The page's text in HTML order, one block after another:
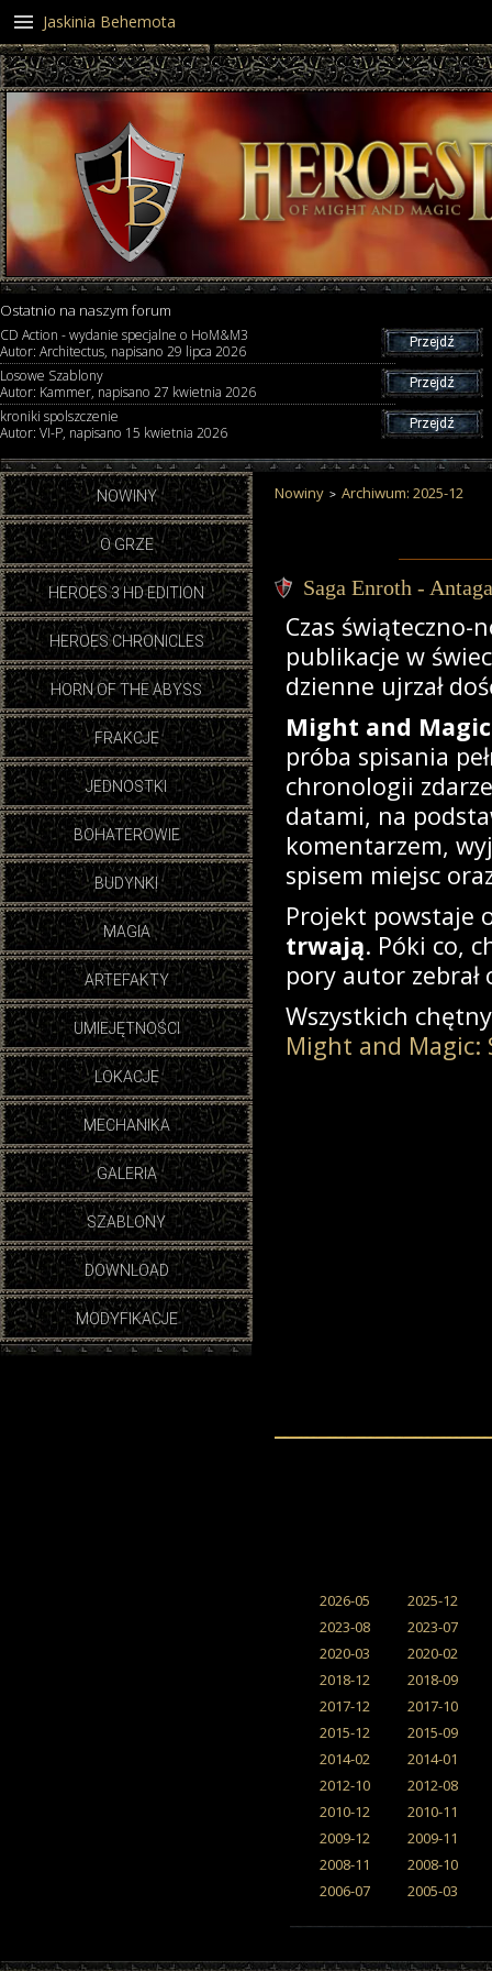
Ostatnio na naszym forum
CD Action - wydanie specjalne o HoM&M3
Autor: Architectus, napisano 29 lipca 2026
Przejdź
Losowe Szablony
Autor: Kammer, napisano 27 kwietnia 2026
Przejdź
kroniki spolszczenie
Autor: VI-P, napisano 15 kwietnia 2026
Przejdź
NOWINY
O GRZE
HEROES 3 HD EDITION
HEROES CHRONICLES
HORN OF THE ABYSS
FRAKCJE
JEDNOSTKI
BOHATEROWIE
BUDYNKI
MAGIA
ARTEFAKTY
UMIEJĘTNOŚCI
LOKACJE
MECHANIKA
GALERIA
SZABLONY
DOWNLOAD
MODYFIKACJE
Nowiny Archiwum: 2025-12
Saga Enroth -
Czas świąteczno-
publikacje w
dzienne ujrzał
Might and
próba spisania
chronologii
datami, na
komentarzem,
spisem miejsc
Projekt powstaje
trwają. Póki co,
pory autor zebrał
Wszystkich
Might and Magic:
2026-05
2025-12
2023-08
2023-07
2020-03
2020-02
2018-12
2018-09
2017-12
2017-10
2015-12
2015-09
2014-02
2014-01
2012-10
2012-08
2010-12
2010-11
2009-12
2009-11
2008-11
2008-10
2006-07
2005-03
Jaskinia Behemota